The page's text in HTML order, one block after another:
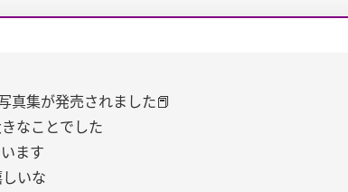
真集が発売されました📕
なことでした
ます
いな